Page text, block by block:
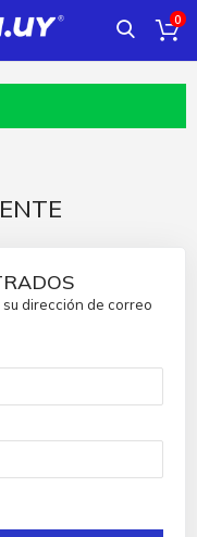
0
dirección de correo